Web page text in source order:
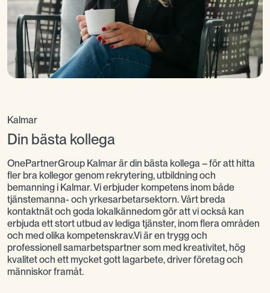
Kalmar
Din bästa kollega
OnePartnerGroup Kalmar är din bästa kollega – för att hitta
fler bra kollegor genom rekrytering, utbildning och
bemanning i Kalmar. Vi erbjuder kompetens inom både
tjänstemanna- och yrkesarbetarsektorn. Vårt breda
kontaktnät och goda lokalkännedom gör att vi också kan
erbjuda ett stort utbud av lediga tjänster, inom flera områden
och med olika kompetenskrav.Vi är en trygg och
professionell samarbetspartner som med kreativitet, hög
kvalitet och ett mycket gott lagarbete, driver företag och
människor framåt.